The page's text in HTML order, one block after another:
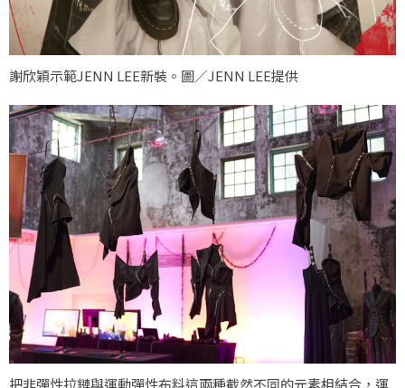
謝欣穎示範JENN LEE新裝。圖／JENN LEE提供
把非彈性拉鏈與運動彈性布料這兩種截然不同的元素相結合，運